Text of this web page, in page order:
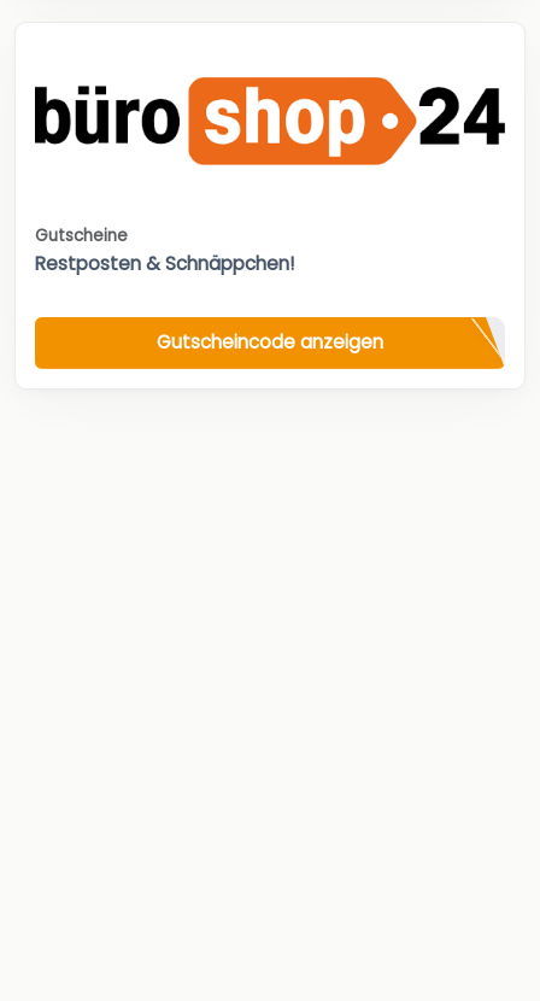
Gutscheine
Restposten & Schnäppchen!
Gutscheincode anzeigen